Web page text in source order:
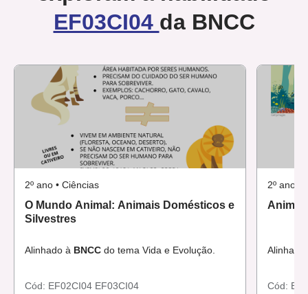
EF03CI04 da BNCC
2º ano • Ciências
O Mundo Animal: Animais Domésticos e
Silvestres
Alinhado à BNCC do tema Vida e Evolução.
Cód: EF02CI04 EF03CI04
2º ano •
Cód: